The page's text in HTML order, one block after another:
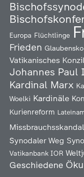
Europa Flüchtlinge
Frieden
Vatikanisches
Johannes Paul
Kardinal Marx
Woelki Kardinäle
Kurienreform
Missbrauchsskandal
Synodaler Weg
Vatikanbank IOR
Geschiedene